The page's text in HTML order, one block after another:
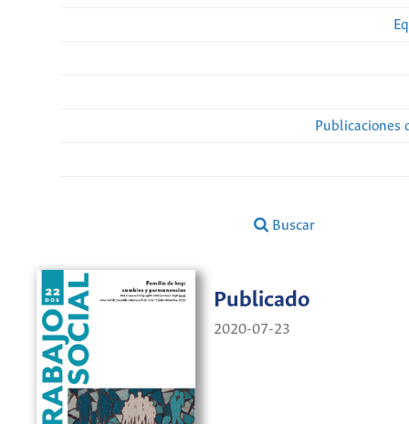
Publicaciones
Buscar
Publicado
2020-07-23